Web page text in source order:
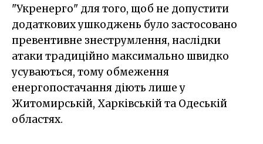
"Укренерго" для того, щоб не допустити
додаткових ушкоджень було застосовано
превентивне знеструмлення, наслідки
атаки традиційно максимально швидко
усуваються, тому обмеження
енергопостачання діють лише у
Житомирській, Харківській та Одеській
областях.